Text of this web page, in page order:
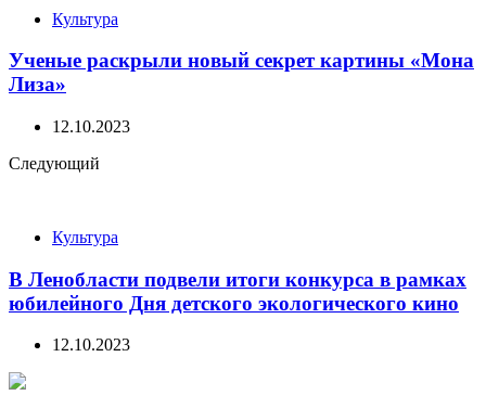
Культура
Ученые раскрыли новый секрет картины «Мона
Лиза»
12.10.2023
Следующий
Культура
В Ленобласти подвели итоги конкурса в рамках
юбилейного Дня детского экологического кино
12.10.2023